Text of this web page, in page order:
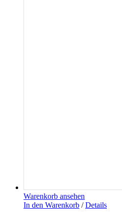
Warenkorb ansehen
In den Warenkorb / Details